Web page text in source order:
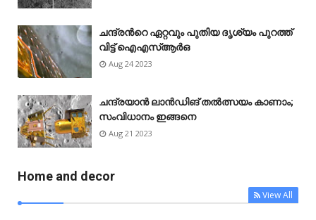
ചന്ദ്രന്‍റെ ഏറ്റവും പുതിയ ദൃശ്യം പുറത്ത്
വിട്ട് ഐഎസ്ആർഒ
Aug 24 2023
ചന്ദ്രയാൻ ലാൻഡിങ് തൽത്സയം കാണാം;
സംവിധാനം ഇങ്ങനെ
Aug 21 2023
Home and decor
View All